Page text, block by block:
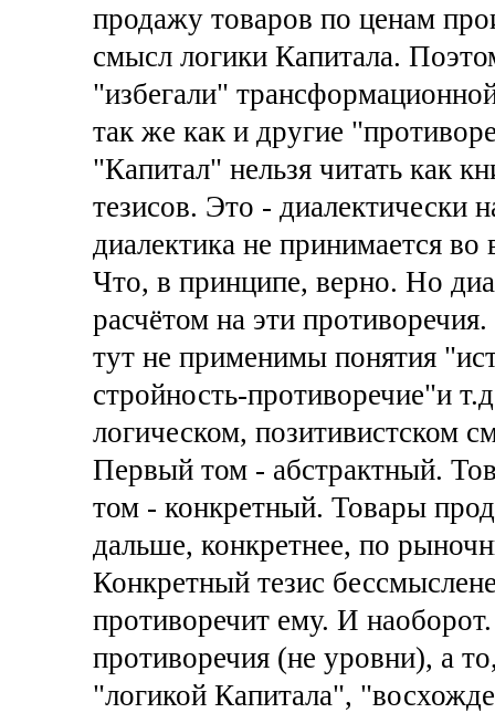
продажу товаров по ценам
смысл логики Капитала.
"избегали"
так же как и другие
"Капитал" нельзя читать как
тезисов. Это - диалектически
диалектика не принимается
Что, в принципе, верно. Но
расчётом на эти
тут не применимы понятия
стройность-противоречие"и
логическом, позитивистском
Первый том - абстрактный.
том - конкретный. Товары
дальше, конкретнее, по
Конкретный тезис
противоречит ему. И
противоречия (не уровни), а
"логикой Капитала",